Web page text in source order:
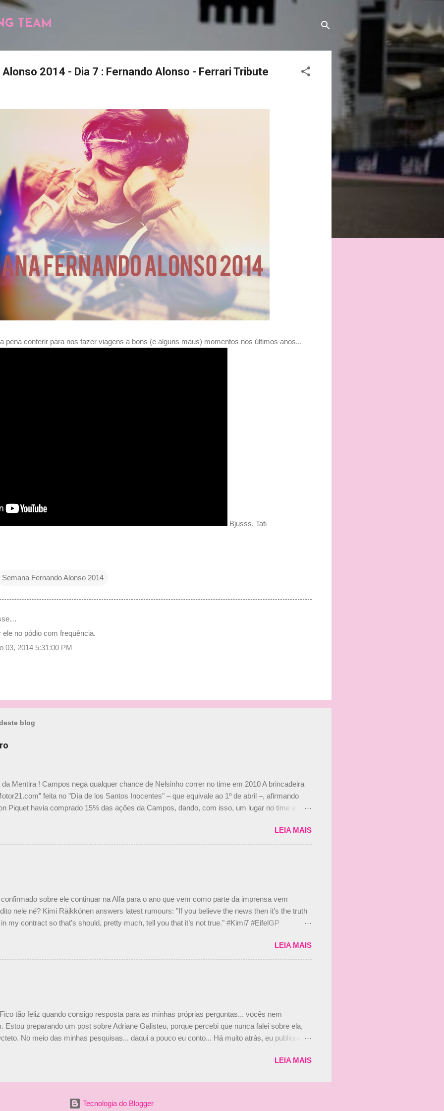
TEAM
2014 - Dia 7 : Fernando Alonso - Ferrari Tribute
pena conferir para nos fazer viagens a bons (e alguns maus) momentos nos últimos anos...
Bjusss, Tati
Semana Fernando Alonso 2014
ele no pódio com frequência.
03, 2014 5:31:00 PM
blog
da Mentira ! Campos nega qualquer chance de Nelsinho correr no time em 2010 A brincadeira
feita no "Día de los Santos Inocentes" – que equivale ao 1º de abril –, afirmando
Piquet havia comprado 15% das ações da Campos, dando, com isso, um lugar no time a
foi taxativo ao declarar que o brasileiro não será o companheiro de Bruno Senna em 2010. "Na
recebemos uma oferta de Piquet", admitiu Audetto. “Mas depois de ter assinado com Bruno
podemos ter dois brasileiros”, explicou, dizendo ainda que não tem nada contra o filho do
LEIA MAIS
sobre ele continuar na Alfa para o ano que vem como parte da imprensa vem
nele né? Kimi Räikkönen answers latest rumours: "If you believe the news then it’s the truth
my contract so that’s should, pretty much, tell you that it’s not true." #Kimi7 #EifelGP
estar há tantos anos na F1. What is it like to have Kimi as a team mate? 🙌 Over to you,
pic.twitter.com/GSAu1LWnwW — Formula 1 (@F1) October 8, 2020 Beijinhos, Ludy
LEIA MAIS
tão feliz quando consigo resposta para as minhas próprias perguntas... vocês nem
Estou preparando um post sobre Adriane Galisteu, porque percebi que nunca falei sobre ela,
No meio das minhas pesquisas... daqui a pouco eu conto... Há muito atrás, eu publiquei
sua irmã caçula, Paula Senna. Fui questionada, porque todos achavam que a Viviane Senna
Bonitinha, né? Bobeira, mas fiquei feliz. Acho que em 2010, veremos mais a mocinha. Vick
LEIA MAIS
Tecnologia do Blogger